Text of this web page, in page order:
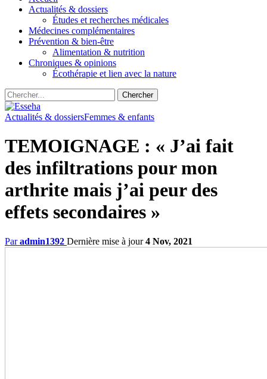
Actualités & dossiers
Études et recherches médicales
Médecines complémentaires
Prévention & bien-être
Alimentation & nutrition
Chroniques & opinions
Écothérapie et lien avec la nature
Actualités & dossiersFemmes & enfants
TEMOIGNAGE : « J’ai fait
des infiltrations pour mon
arthrite mais j’ai peur des
effets secondaires »
Paradmin1392 Dernière mise à jour4 Nov, 2021